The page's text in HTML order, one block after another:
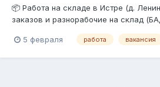
📦 Работа на складе в Истре (д.
заказов и разнорабочие на склад
в месяц. ✅ График: 6/1, с 9:00 до 19:00
5 февраля работа вакансия